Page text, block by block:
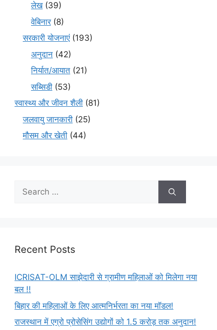
लेख(39)
वेबिनार(8)
सरकारी योजनाएं(193)
अनुदान (42)
निर्यात/आयात (21)
सब्सिडी (53)
स्वास्थ्य और जीवन शैली (81)
जलवायु जानकारी (25)
मौसम और खेती (44)
Recent Posts
ICRISAT-OLM साझेदारी से ग्रामीण महिलाओं को मिलेगा नया
बल !!
बिहार की महिलाओं के लिए आत्मनिर्भरता का नया मॉडल!
राजस्थान में एग्रो प्रोसेसिंग उद्योगों को 1.5 करोड़ तक अनुदान!